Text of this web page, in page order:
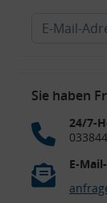
Sie haben
24/7-
E-